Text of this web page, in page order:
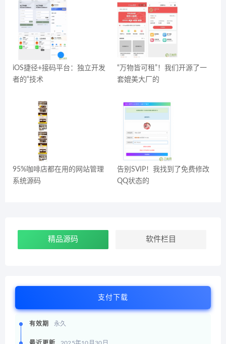
iOS捷径+接码平台：独立开发
者的“技术
“万物皆可租”！我们开源了一
套媲美大厂的
95%咖啡店都在用的网站管理
系统源码
告别SVIP！我找到了免费修改
QQ状态的
精品源码 软件栏目
支付下载
有效期 永久